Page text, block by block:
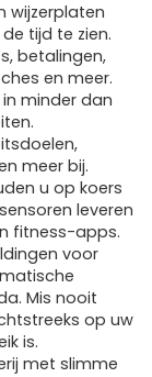
wijzerplaten
tijd te zien.
betalingen,
en meer.
minder dan
meer bij.
u op koers
leveren
fitness-apps.
voor
Mis nooit
op uw
is.
met slimme